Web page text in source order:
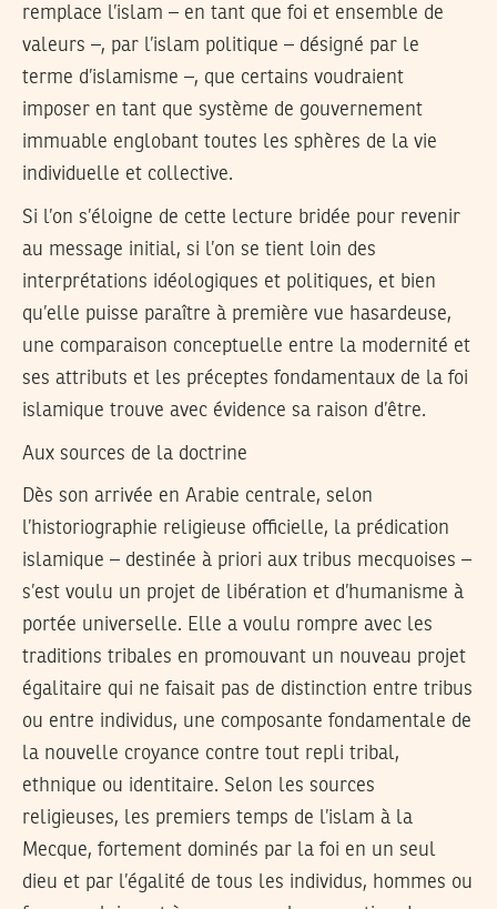
remplace l’islam – en tant que foi et ensemble de
valeurs –, par l’islam politique – désigné par le
terme d’islamisme –, que certains voudraient
imposer en tant que système de gouvernement
immuable englobant toutes les sphères de la vie
individuelle et collective.
Si l’on s’éloigne de cette lecture bridée pour revenir
au message initial, si l’on se tient loin des
interprétations idéologiques et politiques, et bien
qu’elle puisse paraître à première vue hasardeuse,
une comparaison conceptuelle entre la modernité et
ses attributs et les préceptes fondamentaux de la foi
islamique trouve avec évidence sa raison d’être.
Aux sources de la doctrine
Dès son arrivée en Arabie centrale, selon
l’historiographie religieuse officielle, la prédication
islamique – destinée à priori aux tribus mecquoises –
s’est voulu un projet de libération et d’humanisme à
portée universelle. Elle a voulu rompre avec les
traditions tribales en promouvant un nouveau projet
égalitaire qui ne faisait pas de distinction entre tribus
ou entre individus, une composante fondamentale de
la nouvelle croyance contre tout repli tribal,
ethnique ou identitaire. Selon les sources
religieuses, les premiers temps de l’islam à la
Mecque, fortement dominés par la foi en un seul
dieu et par l’égalité de tous les individus, hommes ou